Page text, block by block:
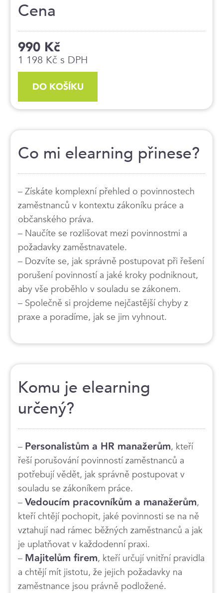
Cena
990 Kč
1 198 Kč s DPH
DO KOŠÍKU
Co mi elearning přinese?
– Získáte komplexní přehled o povinnostech
zaměstnanců v kontextu zákoníku práce a
občanského práva.
– Naučíte se rozlišovat mezi povinnostmi a
požadavky zaměstnavatele.
– Dozvíte se, jak správně postupovat při řešení
porušení povinností a jaké kroky podniknout,
aby vše proběhlo v souladu se zákonem.
– Společně si projdeme nejčastější chyby z
praxe a poradíme, jak se jim vyhnout.
Komu je elearning
určený?
– Personalistům a HR manažerům, kteří
řeší porušování povinností zaměstnanců a
potřebují vědět, jak správně postupovat v
souladu se zákoníkem práce.
– Vedoucím pracovníkům a manažerům,
kteří chtějí pochopit, jaké povinnosti se na ně
vztahují nad rámec běžných zaměstnanců a jak
je uplatňovat v každodenní praxi.
– Majitelům firem, kteří určují vnitřní pravidla
a chtějí mít jistotu, že jejich požadavky na
zaměstnance jsou právně podložené.